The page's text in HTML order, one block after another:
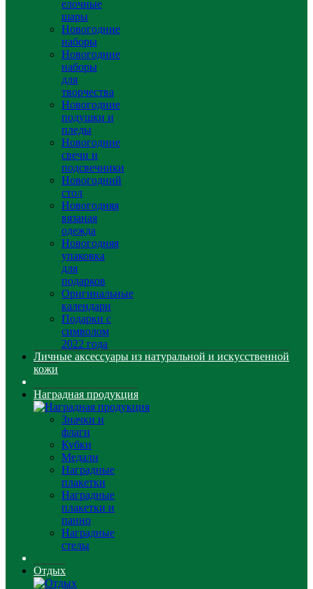
елочные
шары
Новогодние
наборы
Новогодние
наборы
для
творчества
Новогодние
подушки и
пледы
Новогодние
свечи и
подсвечники
Новогодний
стол
Новогодняя
вязаная
одежда
Новогодняя
упаковка
для
подарков
Оригинальные
календари
Подарки с
символом
2022 года
Личные аксессуары из натуральной и искусственной
кожи
Наградная продукция
Значки и
флаги
Кубки
Медали
Наградные
плакетки
Наградные
плакетки и
панно
Наградные
стелы
Отдых